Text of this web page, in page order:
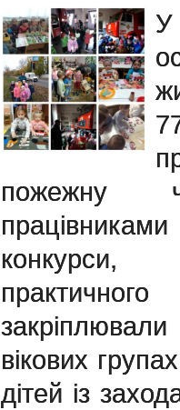
У
пожежну
конкурси,
вікових
дітей із